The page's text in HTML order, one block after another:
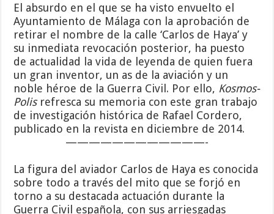
El absurdo en el que se ha visto envuelto el
Ayuntamiento de Málaga con la aprobación de
retirar el nombre de la calle ‘Carlos de Haya’ y
su inmediata revocación posterior, ha puesto
de actualidad la vida de leyenda de quien fuera
un gran inventor, un as de la aviación y un
noble héroe de la Guerra Civil. Por ello, Kosmos-
Polis refresca su memoria con este gran trabajo
de investigación histórica de Rafael Cordero,
publicado en la revista en diciembre de 2014.
————————————-
La figura del aviador Carlos de Haya es conocida
sobre todo a través del mito que se forjó en
torno a su destacada actuación durante la
Guerra Civil española, con sus arriesgadas